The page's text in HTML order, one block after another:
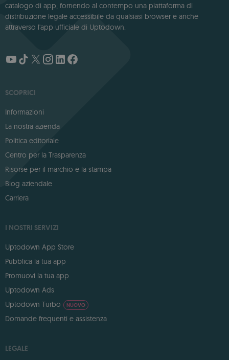
catalogo di app, fornendo al contempo una piattaforma di
distribuzione legale accessibile da qualsiasi browser e anche
attraverso l'app ufficiale di Uptodown.
SCOPRICI
Informazioni
La nostra azienda
Politica editoriale
Centro per la Trasparenza
Risorse per il marchio e la stampa
Blog aziendale
Carriera
I NOSTRI SERVIZI
Uptodown App Store
Pubblica la tua app
Promuovi la tua app
Uptodown Ads
Uptodown Turbo
NUOVO
Domande frequenti e assistenza
LEGALE